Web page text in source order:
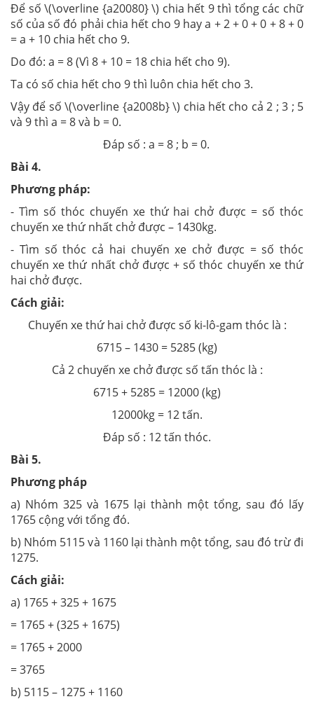
Để số \(\overline {a20080} \) chia hết 9 thì tổng các chữ
số của số đó phải chia hết cho 9 hay a + 2 + 0 + 0 + 8 + 0
= a + 10 chia hết cho 9.
Do đó: a = 8 (Vì 8 + 10 = 18 chia hết cho 9).
Ta có số chia hết cho 9 thì luôn chia hết cho 3.
Vậy để số \(\overline {a2008b} \) chia hết cho cả 2 ; 3 ; 5
và 9 thì a = 8 và b = 0.
Đáp số : a = 8 ; b = 0.
Bài 4.
Phương pháp:
- Tìm số thóc chuyến xe thứ hai chở được = số thóc
chuyến xe thứ nhất chở được – 1430kg.
- Tìm số thóc cả hai chuyến xe chở được = số thóc
chuyến xe thứ nhất chở được + số thóc chuyến xe thứ
hai chở được.
Cách giải:
Chuyến xe thứ hai chở được số ki-lô-gam thóc là :
6715 – 1430 = 5285 (kg)
Cả 2 chuyến xe chở được số tấn thóc là :
6715 + 5285 = 12000 (kg)
12000kg = 12 tấn.
Đáp số : 12 tấn thóc.
Bài 5.
Phương pháp
a) Nhóm 325 và 1675 lại thành một tổng, sau đó lấy
1765 cộng với tổng đó.
b) Nhóm 5115 và 1160 lại thành một tổng, sau đó trừ đi
1275.
Cách giải:
a) 1765 + 325 + 1675
= 1765 + (325 + 1675)
= 1765 + 2000
= 3765
b) 5115 – 1275 + 1160